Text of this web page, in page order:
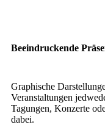
Beeindruckende
Graphische
Veranstaltungen
Tagungen, Konzerte
dabei.